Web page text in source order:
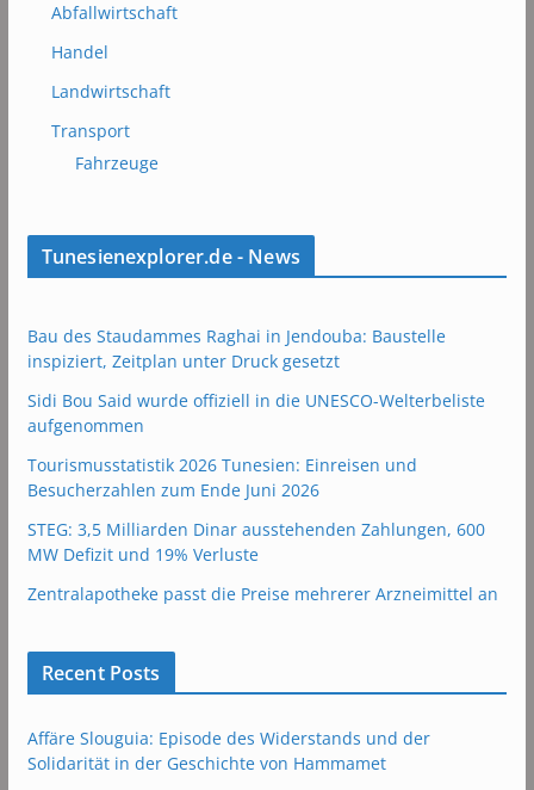
Abfallwirtschaft
Handel
Landwirtschaft
Transport
Fahrzeuge
Tunesienexplorer.de - News
Bau des Staudammes Raghai in Jendouba: Baustelle
inspiziert, Zeitplan unter Druck gesetzt
Sidi Bou Said wurde offiziell in die UNESCO-Welterbeliste
aufgenommen
Tourismusstatistik 2026 Tunesien: Einreisen und
Besucherzahlen zum Ende Juni 2026
STEG: 3,5 Milliarden Dinar ausstehenden Zahlungen, 600
MW Defizit und 19% Verluste
Zentralapotheke passt die Preise mehrerer Arzneimittel an
Recent Posts
Affäre Slouguia: Episode des Widerstands und der
Solidarität in der Geschichte von Hammamet